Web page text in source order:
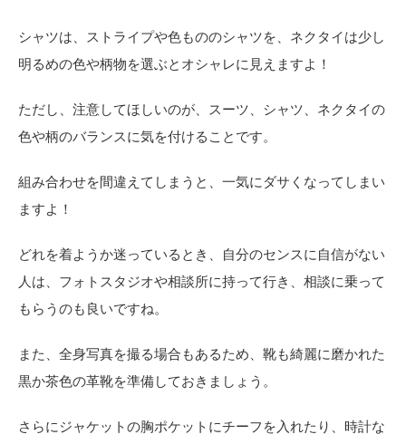
シャツは、ストライプや色もののシャツを、ネクタイは少し
明るめの色や柄物を選ぶとオシャレに見えますよ！
ただし、注意してほしいのが、スーツ、シャツ、ネクタイの
色や柄のバランスに気を付けることです。
組み合わせを間違えてしまうと、一気にダサくなってしまい
ますよ！
どれを着ようか迷っているとき、自分のセンスに自信がない
人は、フォトスタジオや相談所に持って行き、相談に乗って
もらうのも良いですね。
また、全身写真を撮る場合もあるため、靴も綺麗に磨かれた
黒か茶色の革靴を準備しておきましょう。
さらにジャケットの胸ポケットにチーフを入れたり、時計な